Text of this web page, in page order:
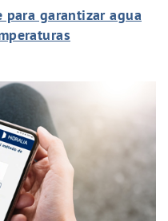
garantizar agua